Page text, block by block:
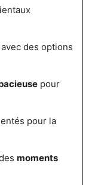
avec des options
pour
pour la
moments